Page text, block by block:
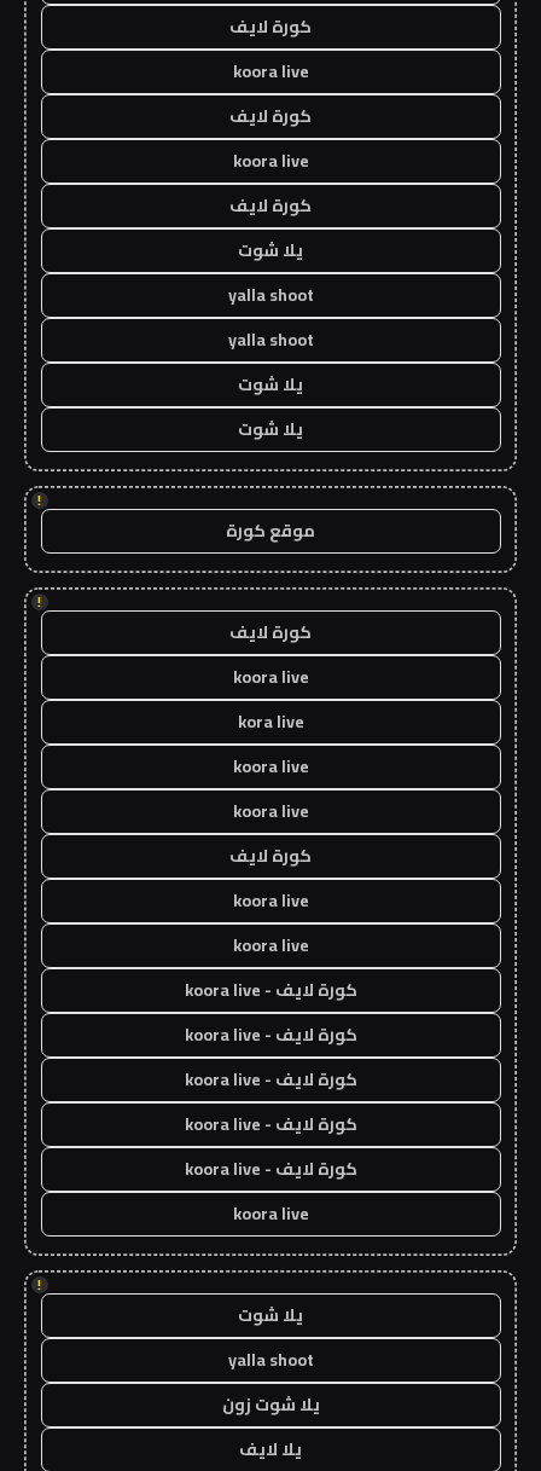
كورة لايف
koora live
كورة لايف
koora live
كورة لايف
يلا شوت
yalla shoot
yalla shoot
يلا شوت
يلا شوت
!
موقع كورة
!
كورة لايف
koora live
kora live
koora live
koora live
كورة لايف
koora live
koora live
كورة لايف - koora live
كورة لايف - koora live
كورة لايف - koora live
كورة لايف - koora live
كورة لايف - koora live
koora live
!
يلا شوت
yalla shoot
يلا شوت زون
يلا لايف